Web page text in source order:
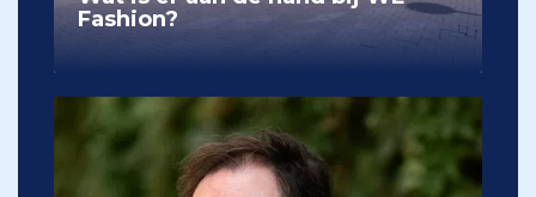
Fashion?